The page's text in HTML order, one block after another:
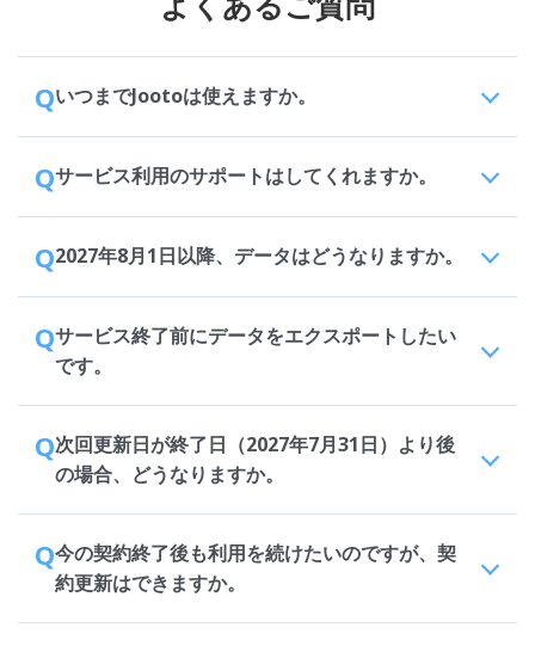
QいつまでJootoは使えますか。
Qサービス利用のサポートはしてくれますか。
Q2027年8月1日以降、データはどうなりますか。
Qサービス終了前にデータをエクスポートしたい
です。
Q次回更新日が終了日（2027年7月31日）より後
の場合、どうなりますか。
Q今の契約終了後も利用を続けたいのですが、契
約更新はできますか。